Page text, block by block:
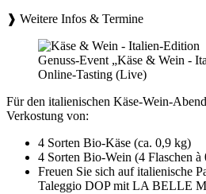
❱ Weitere Infos & Termine
Genuss-Event „Käse & Wein -
Online-Tasting (Live)
Für den italienischen Käse-Wein-
Verkostung von:
4 Sorten Bio-Käse (ca. 0,9 kg)
4 Sorten Bio-Wein (4 Flaschen à
Freuen Sie sich auf italienische
Taleggio DOP mit LA BELLE